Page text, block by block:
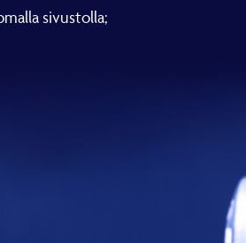
sivustolla;